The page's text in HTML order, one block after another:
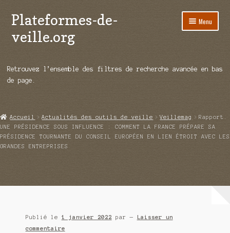
Aller
à
la
Aller
au
contenu
Plateformes-de-
veille.org
Menu
Répertoire d’ouitils
Démos vidéos
Ouvrir
le
Actualités
Retrouvez l’ensemble des filtres de recherche avancée en bas
de page.
Accueil Actualités des outils de veille Veillemag
Rapport.
UNE PRÉSIDENCE SOUS INFLUENCE : COMMENT LA FRANCE PRÉPARE SA
PRÉSIDENCE TOURNANTE DU CONSEIL EUROPÉEN EN LIEN ÉTROIT AVEC LES
GRANDES ENTREPRISES
Publié le 1 janvier 2022 par— Laisser un
commentaire